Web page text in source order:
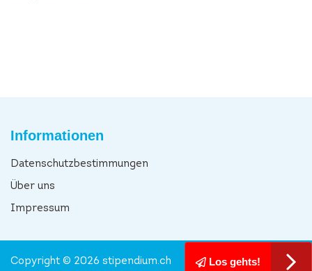
Informationen
Datenschutzbestimmungen
Über uns
Impressum
Los gehts!
Copyright © 2026 stipendium.ch